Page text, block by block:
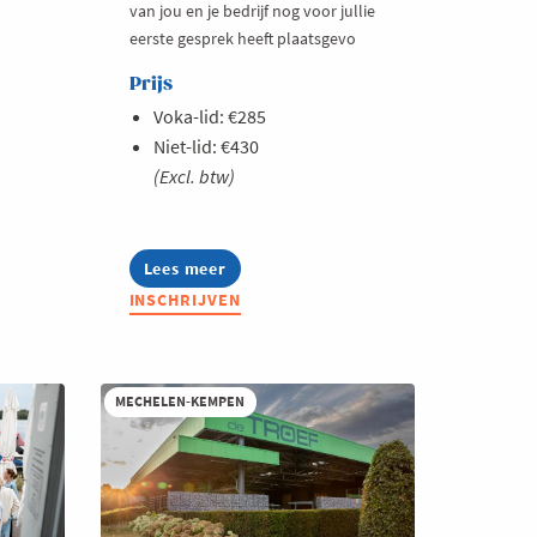
van jou en je bedrijf nog voor jullie
eerste gesprek heeft plaatsgevo
Prijs
Voka-lid: €285
Niet-lid: €430
(Excl. btw)
Lees meer
about
Summer
Masterclass:
LinkedIn
INSCHRIJVEN
MECHELEN-KEMPEN